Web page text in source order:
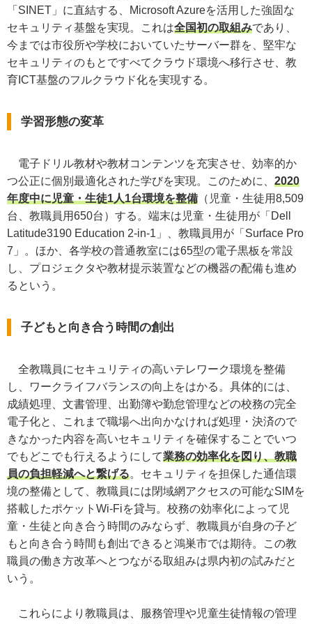
「SINET」に直結する、Microsoft Azureを活用した強固な
セキュリティ基盤を実現。これは全国初の取組みであり、
今までは市役所や学校においていたサーバー群を、堅牢な
セキュリティのもとですべてクラウド環境へ移行させ、教
育ICT基盤のフルクラウド化を実現する。
学習形態の変革
電子ドリル教材や教材コンテンツを充実させ、効率的か
つ公正に個別最適化された学びを実現。このために、 2020
年度中に児童・生徒1人1台環境を整備 （児童・生徒用8,509
台、教職員用650台）する。端末は児童・生徒用が「Dell
Latitude3190 Education 2-in-1」、教職員用が「Surface Pro
7」。ほか、各学校の普通教室には65型の電子黒板を常設
し、プロジェクタや教材提示装置などの機器の配備も進め
るという。
子どもと向き合う時間の創出
全教職員にセキュリティの高いテレワーク環境を整備
し、ワークライフバランスの向上をはかる。具体的には、
成績処理、文書管理、出勤簿や勤怠管理などの校務の完全
電子化と、これまで職場へ出向かなければ処理・決済ので
きなかった内容を高いセキュリティを確保することでいつ
でもどこでも行えるようにして業務の効率化を図り、教職
員の負担軽減へと繋げる。セキュリティを担保した通信環
境の整備として、教職員には閉域網アクセスの可能なSIMを
搭載したポケットWi-Fiを貸与。校務の効率化によって児
童・生徒と向き合う時間のみならず、教職員が自身の子ど
もと向き合う時間も創出できると鴻巣市では期待。この教
職員の働き方改革へとつながる取組みは県内初の試みだと
いう。
これらにより教職員は、服務管理や児童生徒情報の管理